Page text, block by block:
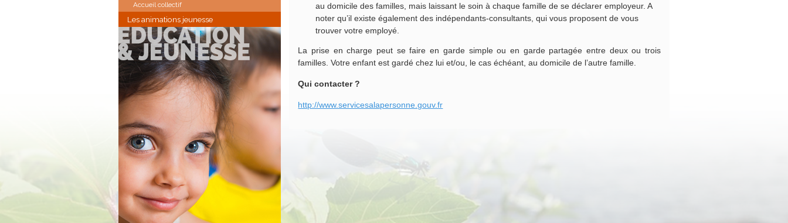
Accueil collectif
Les animations jeunesse
au domicile des familles, mais laissant le soin à chaque famille de se déclarer employeur. A
noter qu’il existe également des indépendants-consultants, qui vous proposent de vous
trouver votre employé.
La prise en charge peut se faire en garde simple ou en garde partagée entre deux ou trois
familles. Votre enfant est gardé chez lui et/ou, le cas échéant, au domicile de l’autre famille.
Qui contacter ?
http://www.servicesalapersonne.gouv.fr